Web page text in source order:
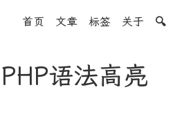
首页 文章 标签 关于 🔍
语法高亮